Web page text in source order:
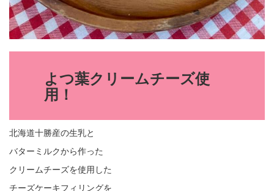
よつ葉クリームチーズ使
用 ！
北海道十勝産の生乳と
バターミルクから作った
クリームチーズを使用した
チーズケーキフィリングを